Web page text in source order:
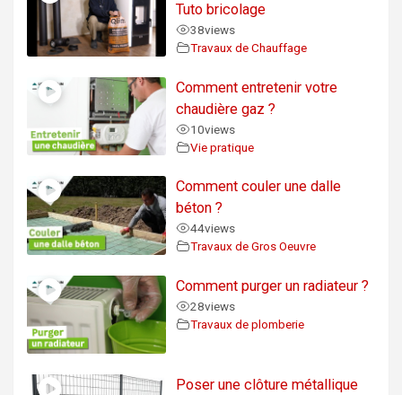
Tuto bricolage
38views
Travaux de Chauffage
Comment entretenir votre
chaudière gaz ?
10views
Vie pratique
Comment couler une dalle
béton ?
44views
Travaux de Gros Oeuvre
Comment purger un radiateur ?
28views
Travaux de plomberie
Poser une clôture métallique